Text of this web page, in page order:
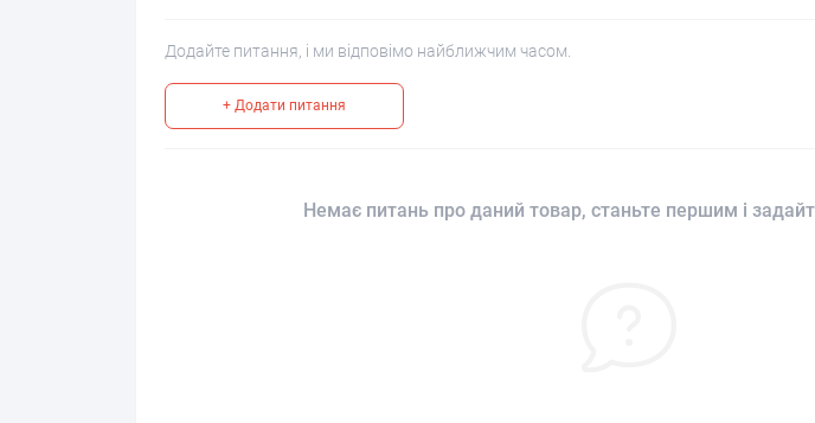
Додайте питання, і ми відповімо найближчим часом.
+ Додати питання
Немає питань про даний товар, станьте першим і